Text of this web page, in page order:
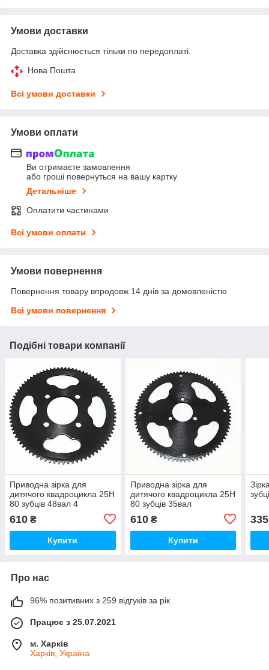
Умови доставки
Доставка здійснюється тільки по передоплаті.
Нова Пошта
Всі умови доставки
Умови оплати
Ви отримаєте замовлення
або гроші повернуться на вашу картку
Детальніше
Оплатити частинами
Всі умови оплати
Умови повернення
Повернення товару впродовж 14 днів за домовленістю
Всі умови повернення
Подібні товари компанії
Приводна зірка для
дитячого квадроцикла 25Н
80 зубців 48вал 4
610 ₴
Купити
Приводна зірка для
дитячого квадроцикла 25Н
80 зубців 35вал
610₴
Купити
Про нас
96% позитивних з 259 відгуків за рік
Працює з 25.07.2021
м. Харків
Харків, Україна